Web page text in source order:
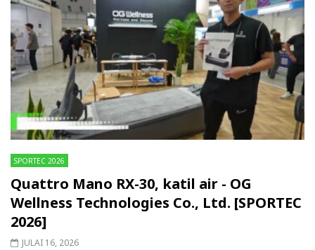
SPORTEC 2026
Quattro Mano RX-30, katil air - OG
Wellness Technologies Co., Ltd. [SPORTEC
2026]
JULAI 16, 2026